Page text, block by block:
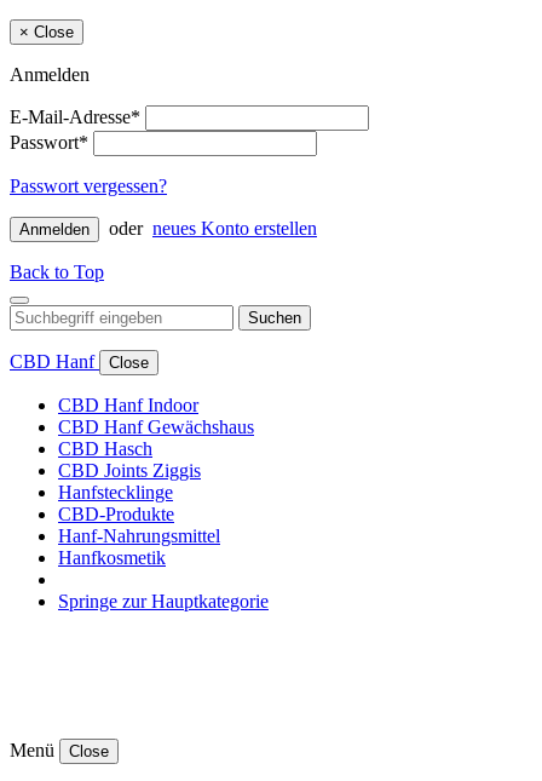
× Close
Anmelden
E-Mail-Adresse*
Passwort*
Passwort vergessen?
Anmelden oder neues Konto erstellen
Back to Top
Suchen
CBD Hanf Close
CBD Hanf Indoor
CBD Hanf Gewächshaus
CBD Hasch
CBD Joints Ziggis
Hanfstecklinge
CBD-Produkte
Hanf-Nahrungsmittel
Hanfkosmetik
Springe zur Hauptkategorie
Menü Close